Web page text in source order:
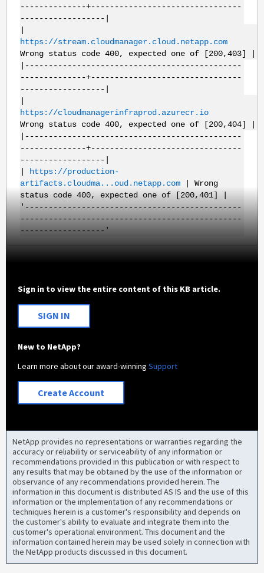
--------------+--------------------------------
------------------|
|
https://stream.cloudmanager.cloud.netapp.com
Wrong status code 400, expected one of [200,403] |
|----------------------------------------------
--------------+--------------------------------
------------------|
|
https://cloudmanagerinfraprod.azurecr.io|
Wrong status code 400, expected one of [200,404] |
|----------------------------------------------
--------------+--------------------------------
------------------|
| https://production-
artifacts.cloudma...oud.netapp.com| Wrong
status code 400, expected one of [200,401] |
'----------------------------------------------
-----------------------------------------------
------------------'
Sign in to view the entire content of this KB article.
SIGN IN
New to NetApp?
Learn more about our award-winningSupport
Create Account
NetApp provides no representations or warranties regarding the
accuracy or reliability or serviceability of any information or
recommendations provided in this publication or with respect to
any results that may be obtained by the use of the information or
observance of any recommendations provided herein. The
information in this document is distributed AS IS and the use of this
information or the implementation of any recommendations or
techniques herein is a customer's responsibility and depends on
the customer's ability to evaluate and integrate them into the
customer's operational environment. This document and the
information contained herein may be used solely in connection with
the NetApp products discussed in this document.